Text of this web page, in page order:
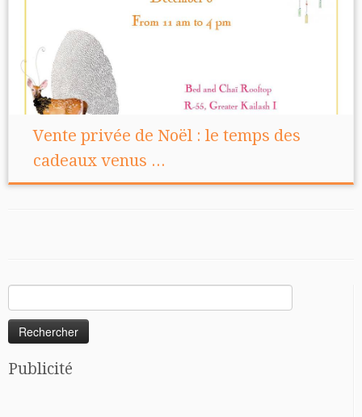
Vente privée de Noël : le temps des
cadeaux venus ...
Publicité